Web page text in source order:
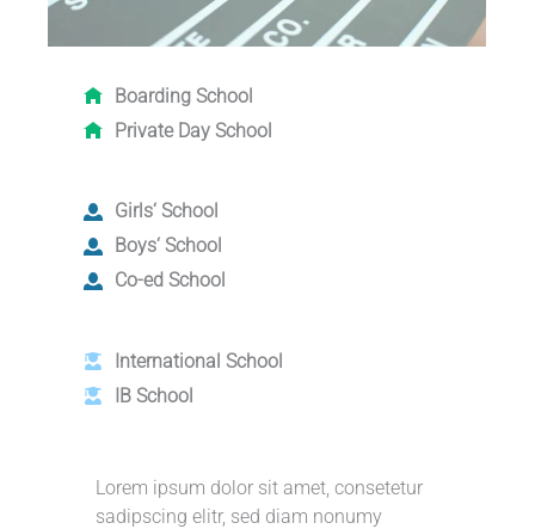
Boarding School
Private Day School
Girls‘ School
Boys‘ School
Co-ed School
International School
IB School
Lorem ipsum dolor sit amet, consetetur
sadipscing elitr, sed diam nonumy